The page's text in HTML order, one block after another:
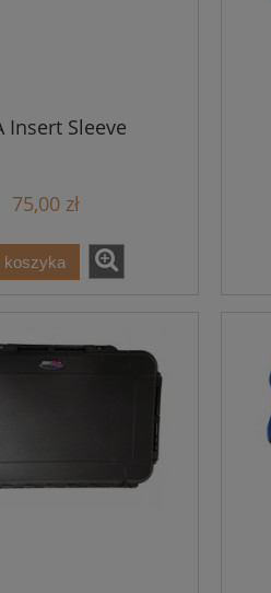
Insert Sleeve
75,00 zł
koszyka